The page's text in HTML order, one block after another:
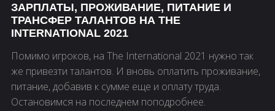
ЗАРПЛАТЫ, ПРОЖИВАНИЕ, ПИТАНИЕ И
ТРАНСФЕР ТАЛАНТОВ НА THE
INTERNATIONAL 2021
Помимо игроков, на The International 2021 нужно так
же привезти талантов. И вновь оплатить проживание,
питание, добавив к сумме еще и оплату труда.
Остановимся на последнем поподробнее.